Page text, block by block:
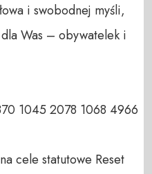
i swobodnej myśli,
Was – obywatelek i
1045 2078 1068 4966
cele statutowe Reset